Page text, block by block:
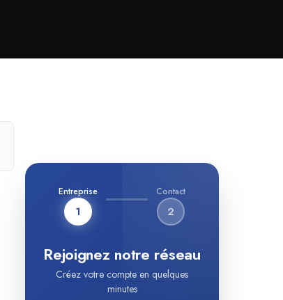
Entreprise
1
Contact
2
Rejoignez notre réseau
Créez votre compte en quelques
minutes